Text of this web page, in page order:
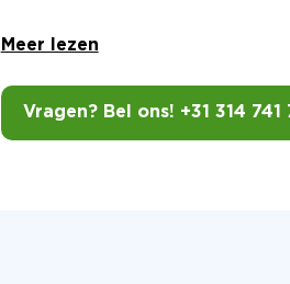
Meer lezen
Vragen? Bel ons! +31 314 741